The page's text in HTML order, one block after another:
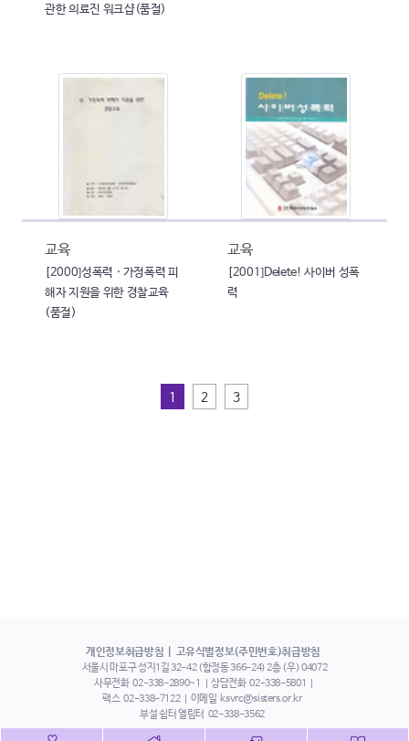
관한 의료진 워크샵(품절)
교육
[2000]성폭력 · 가정폭력 피
해자 지원을 위한 경찰교육
(품절)
교육
[2001]Delete! 사이버 성폭
력
1 2 3
개인정보취급방침 고유식별정보(주민번호)취급방침
서울시 마포구 성지1길 32-42 (합정동 366-24) 2층 (우) 04072
사무전화 02-338-2890~1 상담전화 02-338-5801
팩스 02-338-7122 이메일 ksvrc@sisters.or.kr
부설 쉼터 열림터 02-338-3562